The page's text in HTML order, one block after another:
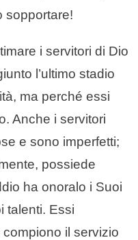
sopportare!
i servitori di Dio
l’ultimo stadio
ma perché essi
Anche i servitori
e sono imperfetti;
possiede
ha onoralo i Suoi
talenti. Essi
il servizio